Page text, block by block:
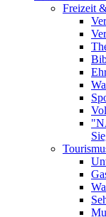
Freizeit